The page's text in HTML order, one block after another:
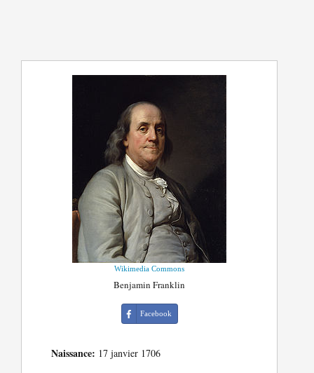
Wikimedia Commons
Benjamin Franklin
Facebook
Naissance: 17 janvier 1706